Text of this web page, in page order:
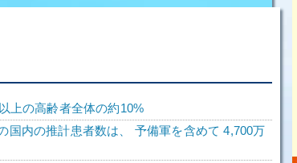
レイル
歯周病
上の高齢者全体の約10%
国内の推計患者数は、 予備軍を含めて 4,700万